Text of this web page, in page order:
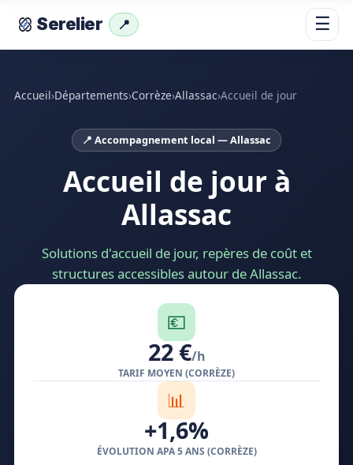
Serelier 📍 ☰
Accueil›Départements›Corrèze›Allassac›Accueil de jour
📍 Accompagnement local — Allassac
Accueil de jour à
Allassac
Solutions d'accueil de jour, repères de coût et
structures accessibles autour de Allassac.
💶
22 €/h
TARIF MOYEN (CORRÈZE)
📊
+1,6%
ÉVOLUTION APA 5 ANS (CORRÈZE)